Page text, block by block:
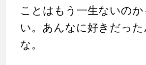
ことはもう一生ないの
い。あんなに好きだっ
な。